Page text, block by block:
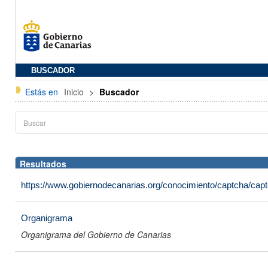
BUSCADOR
Estás en Inicio > Buscador
Resultados
https://www.gobiernodecanarias.org/conocimiento/captcha/
Organigrama
Organigrama del Gobierno de Canarias